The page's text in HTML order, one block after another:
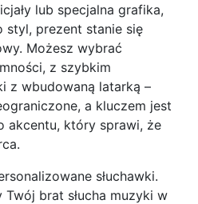
lub specjalna grafika,
prezent stanie się
Możesz wybrać
z szybkim
z wbudowaną latarką –
a kluczem jest
akcentu, który sprawi, że
słuchawki.
brat słucha muzyki w